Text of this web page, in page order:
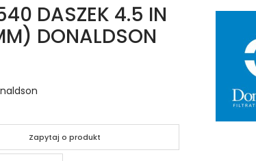
DASZEK 4.5 IN
DONALDSON
Zapytaj o produkt